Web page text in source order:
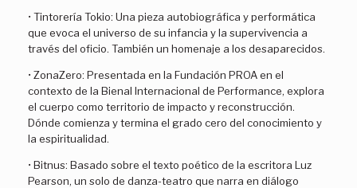
• Tintorería Tokio: Una pieza autobiográfica y performática
que evoca el universo de su infancia y la supervivencia a
través del oficio. También un homenaje a los desaparecidos.
• ZonaZero: Presentada en la Fundación PROA en el
contexto de la Bienal Internacional de Performance, explora
el cuerpo como territorio de impacto y reconstrucción.
Dónde comienza y termina el grado cero del conocimiento y
la espiritualidad.
• Bitnus: Basado sobre el texto poético de la escritora Luz
Pearson, un solo de danza-teatro que narra en diálogo